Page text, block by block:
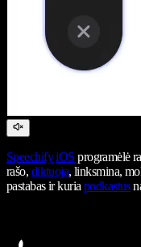
Speechify iOS programėlė
rašo, diktuoja, linksmina,
pastabas ir kuriapodkastus